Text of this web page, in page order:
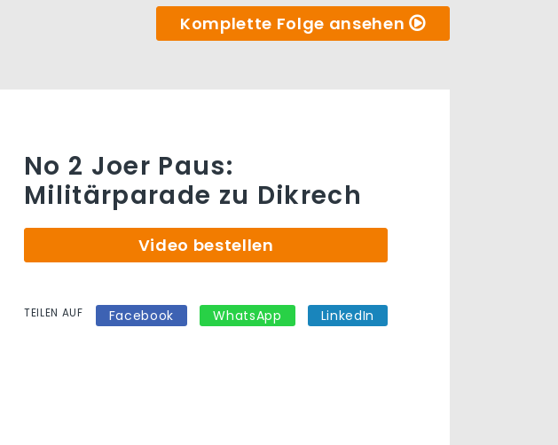
Komplette Folge ansehen
No 2 Joer Paus:
Militärparade zu Dikrech
Video bestellen
TEILEN AUF Facebook WhatsApp LinkedIn